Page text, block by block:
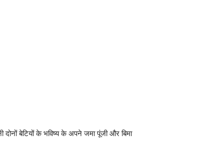
बेटियों के भविष्य के अपने जमा पूंजी और बिमा